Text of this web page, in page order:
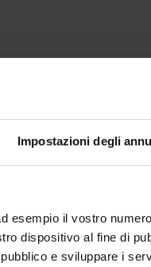
Impostazioni degli
esempio il vostro
dispositivo al fine di
e sviluppare i